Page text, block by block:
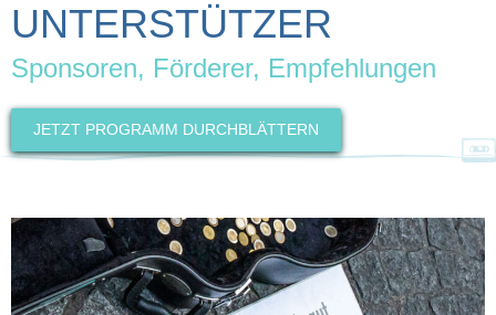
UNTERSTÜTZER
Sponsoren, Förderer, Empfehlungen
JETZT PROGRAMM DURCHBLÄTTERN